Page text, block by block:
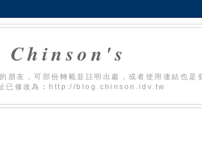
Chinson's
朋友，可部份轉載並註明出處，或者使用連結也是
已修改為︰http://blog.chinson.idv.tw